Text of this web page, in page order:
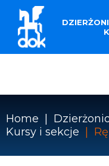
Przejdź
treści
BUDYNKU
Ścieżka
Home
Kursy i sekcje